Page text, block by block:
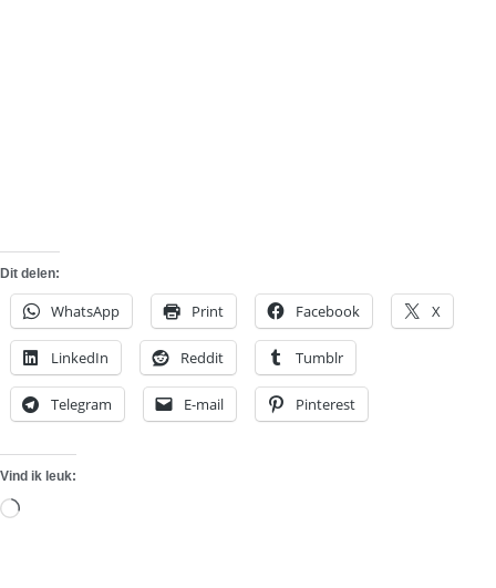
Dit delen:
WhatsApp Print Facebook X
LinkedIn Reddit Tumblr
Telegram E-mail Pinterest
Vind ik leuk:
Aan